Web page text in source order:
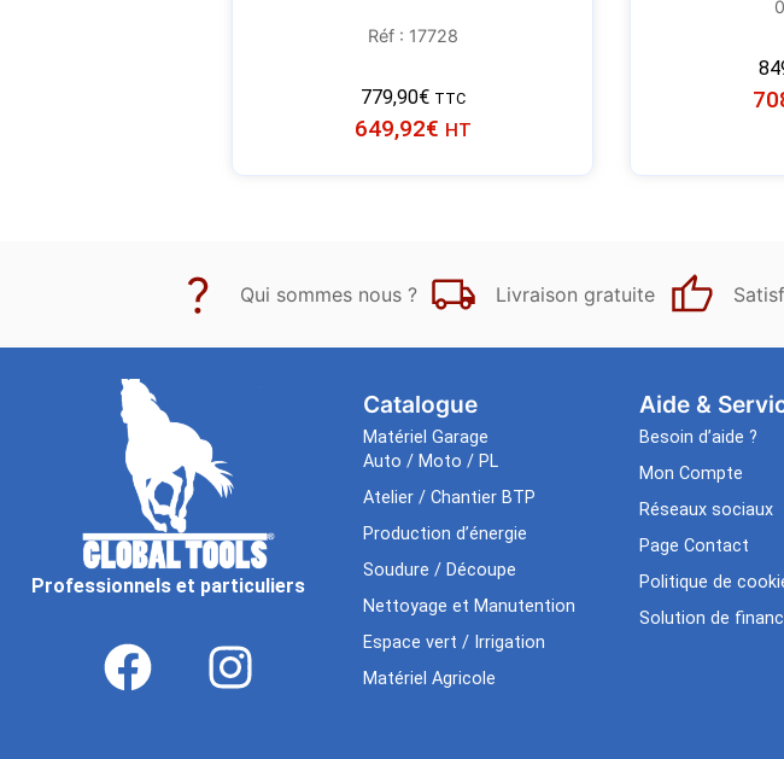
Réf : 17728
779,90€ TTC
649,92€ HT
Qui sommes nous ? Livraison gratuite
Professionnels et particuliers
Catalogue
Matériel Garage
Auto / Moto / PL
Atelier / Chantier BTP
Production d’énergie
Soudure / Découpe
Nettoyage et Manutention
Espace vert / Irrigation
Matériel Agricole
Aide &
Besoin d’aide ?
Mon Compte
Réseaux sociaux
Page Contact
Politique de
Solution de